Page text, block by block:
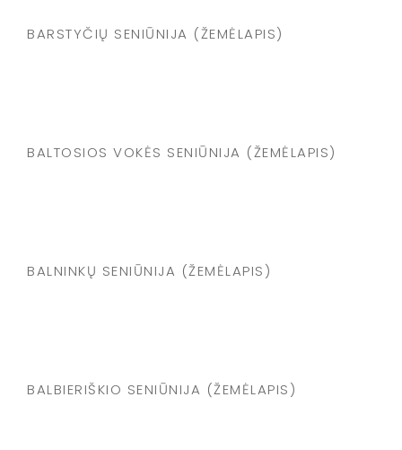
BARSTYČIŲ SENIŪNIJA (ŽEMĖLAPIS)
BALTOSIOS VOKĖS SENIŪNIJA (ŽEMĖLAPIS)
BALNINKŲ SENIŪNIJA (ŽEMĖLAPIS)
BALBIERIŠKIO SENIŪNIJA (ŽEMĖLAPIS)